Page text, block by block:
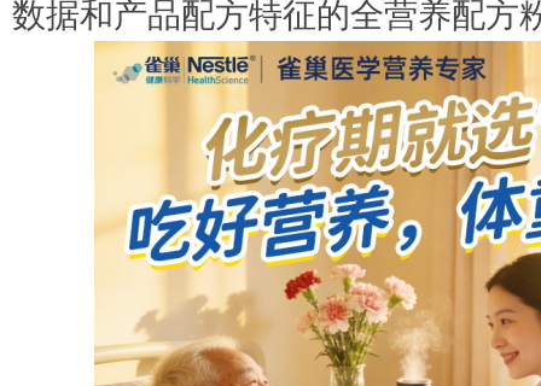
数据和产品配方特征的全营养配方